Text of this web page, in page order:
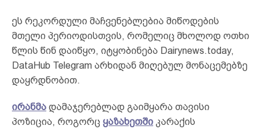
ეს რეკორდული მაჩვენებლებია მიწოდების
მთელი პერიოდისთვის, რომელიც მხოლოდ ოთხი
წლის წინ დაიწყო, იტყობინება Dairynews.today,
DataHub Telegram არხიდან მიღებულ მონაცემებზე
დაყრდნობით.
ირანმა დამაჯერებლად გაიმყარა თავისი
პოზიცია, როგორც ყაზახეთში კარაქის